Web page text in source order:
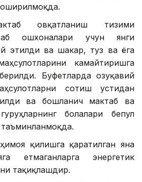
овқатланиш тизими
ошхоналари учун янги
этилди ва шакар, туз ва ёғга
камайтиришга
Буфетларда озуқавий
сотиш устидан
ва бошланғич мактаб ва
болалари бепул
ҳимоя қилишга қаратилган яна
етмаганларга энергетик
тақиқлашдир.